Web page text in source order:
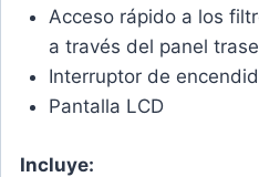
Acceso rápido a los
a través del panel
Interruptor de
Pantalla LCD
Incluye: